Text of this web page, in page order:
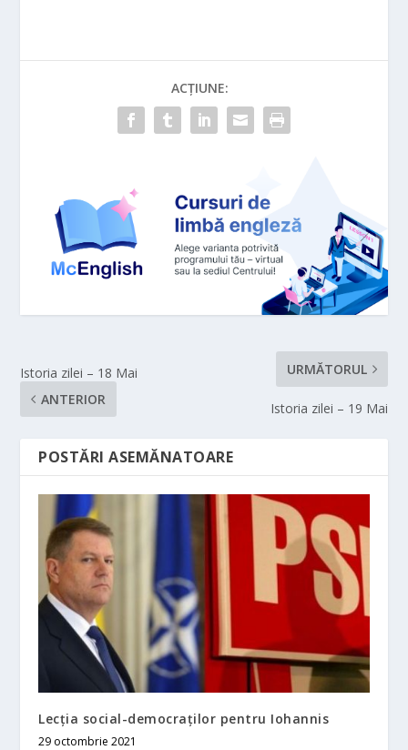
ACȚIUNE:
Istoria zilei – 18 Mai
ANTERIOR
URMĂTORUL
Istoria zilei – 19 Mai
POSTĂRI ASEMĂNATOARE
Lecţia social-democraţilor pentru Iohannis
29 octombrie 2021